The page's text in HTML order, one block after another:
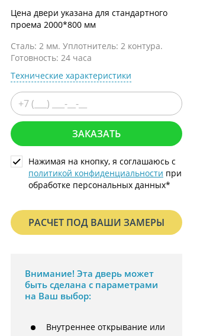
Цена двери указана для стандартного
проема 2000*800 мм
Сталь: 2 мм. Уплотнитель: 2 контура.
Готовность: 24 часа
Технические характеристики
ЗАКАЗАТЬ
Нажимая на кнопку, я соглашаюсь с
политикой конфиденциальности при
обработке персональных данных*
РАСЧЕТ ПОД ВАШИ ЗАМЕРЫ
Внимание! Эта дверь может
быть сделана с параметрами
на Ваш выбор:
Внутреннее открывание или